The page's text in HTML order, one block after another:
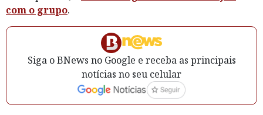
com o grupo.
Siga o BNews no Google e receba as principais
notícias no seu celular